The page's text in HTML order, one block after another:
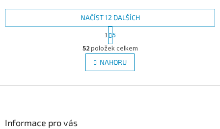
O
v
l
á
NAČÍST 12 DALŠÍCH
S
t
r
á
n
k
v
1 5
52položek celkem
NAHORU
Informace pro vás